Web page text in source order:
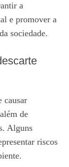
a
e promover a
sociedade.
causar
de
Alguns
riscos